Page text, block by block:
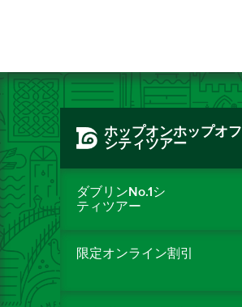
ホップオンホップオフ
シティツアー
ダブリンNo.1シ
ティツアー
限定オンライン割引